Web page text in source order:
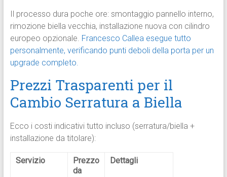
Il processo dura poche ore: smontaggio pannello interno,
rimozione biella vecchia, installazione nuova con cilindro
europeo opzionale. Francesco Callea esegue tutto
personalmente, verificando punti deboli della porta per un
upgrade completo.
Prezzi Trasparenti per il
Cambio Serratura a Biella
Ecco i costi indicativi tutto incluso (serratura/biella +
installazione da titolare):
Servizio
Prezzo
da
Dettagli